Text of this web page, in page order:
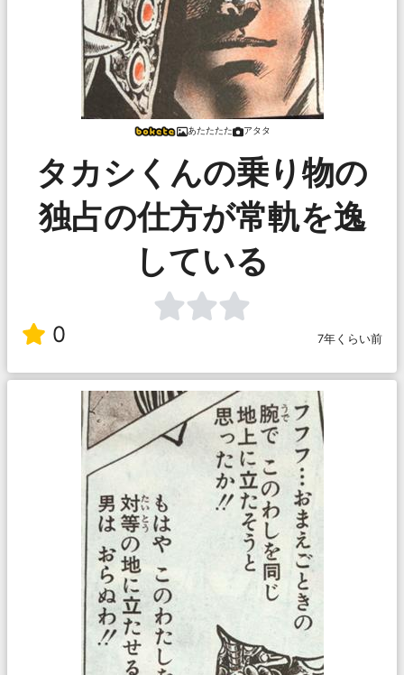
あたたたた アタタ
タカシくんの乗り物の
独占の仕方が常軌を逸
している
0 7年くらい前